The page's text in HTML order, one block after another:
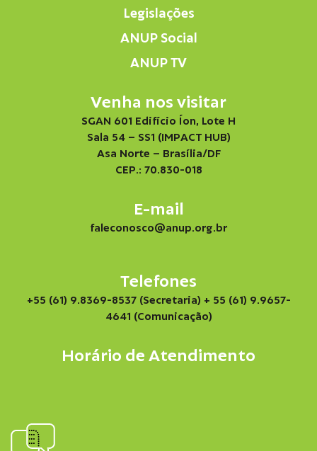
Legislações
ANUP Social
ANUP TV
Venha nos visitar
SGAN 601 Edifício Íon, Lote H
Sala 54 – SS1 (IMPACT HUB)
Asa Norte – Brasília/DF
CEP.: 70.830-018
E-mail
faleconosco@anup.org.br
Telefones
+55 (61) 9.8369-8537 (Secretaria) + 55 (61) 9.9657-
4641 (Comunicação)
Horário de Atendimento